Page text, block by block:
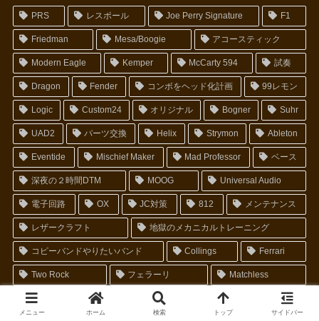
PRS レスポール Joe Perry Signature F1
Friedman Mesa/Boogie アコースティック
Modern Eagle Kemper McCarty 594 試奏
Dragon Fender コンボをヘッド化計画 99レモン
Logic Custom24 オリジナル Bogner Suhr
UAD2 パーツ交換 Helix Strymon Ableton
Eventide Mischief Maker Mad Professor ベース
深夜の２時間DTM MOOG Universal Audio
電子回路 OX JC対策 812 メンテナンス
レザークラフト 地獄のメカニカルトレーニング
コピーバンドやりたいバンド Collings Ferrari
Two Rock フェラーリ Matchless
メニュー ホーム 検索 トップ サイドバー